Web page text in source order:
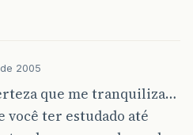
2005
que me tranquiliza…
você ter estudado até